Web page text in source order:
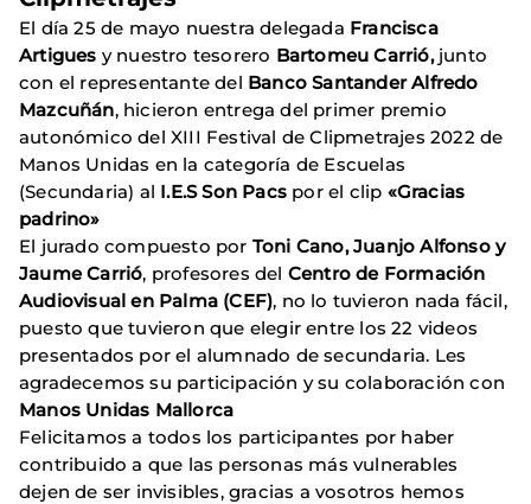
El día 25 de mayo nuestra delegada Francisca
Artigues y nuestro tesorero Bartomeu Carrió,junto
con el representante del Banco Santander Alfredo
Mazcuñán, hicieron entrega del primer premio
autonómico del XIII Festival de Clipmetrajes 2022 de
Manos Unidas en la categoría de Escuelas
(Secundaria) al I.E.S Son Pacs por el clip «Gracias
padrino»
El jurado compuesto por Toni Cano, Juanjo Alfonso y
Jaume Carrió, profesores del Centro de Formación
Audiovisual en Palma (CEF), no lo tuvieron nada fácil,
puesto que tuvieron que elegir entre los 22 videos
presentados por el alumnado de secundaria. Les
agradecemos su participación y su colaboración con
Manos Unidas Mallorca
Felicitamos a todos los participantes por haber
contribuido a que las personas más vulnerables
dejen de ser invisibles, gracias a vosotros hemos